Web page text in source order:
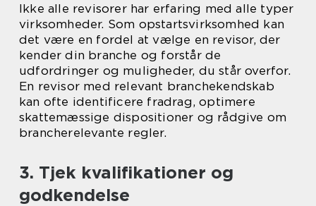
Ikke alle revisorer har erfaring med alle typer
virksomheder. Som opstartsvirksomhed kan
det være en fordel at vælge en revisor, der
kender din branche og forstår de
udfordringer og muligheder, du står overfor.
En revisor med relevant branchekendskab
kan ofte identificere fradrag, optimere
skattemæssige dispositioner og rådgive om
brancherelevante regler.
3. Tjek kvalifikationer og
godkendelse